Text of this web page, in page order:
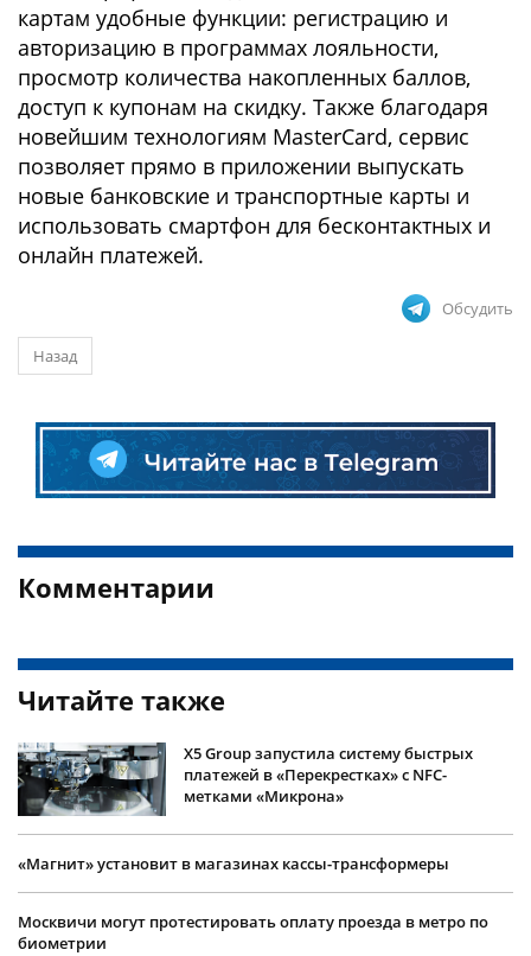
картам удобные функции: регистрацию и
авторизацию в программах лояльности,
просмотр количества накопленных баллов,
доступ к купонам на скидку. Также благодаря
новейшим технологиям MasterCard, сервис
позволяет прямо в приложении выпускать
новые банковские и транспортные карты и
использовать смартфон для бесконтактных и
онлайн платежей.
Обсудить
Назад
Комментарии
Читайте также
Х5 Group запустила систему быстрых
платежей в «Перекрестках» с NFС-
метками «Микрона»
«Магнит» установит в магазинах кассы-трансформеры
Москвичи могут протестировать оплату проезда в метро по
биометрии